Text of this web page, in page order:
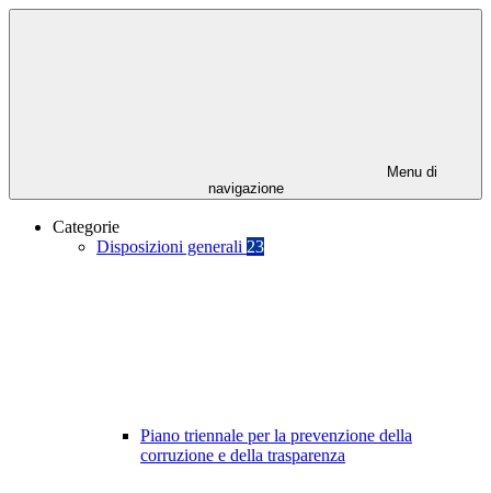
Menu di
navigazione
Categorie
Disposizioni generali 23
Piano triennale per la prevenzione della
corruzione e della trasparenza